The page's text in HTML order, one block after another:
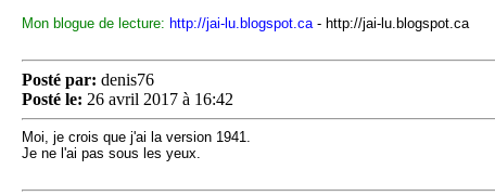
Mon blogue de lecture: http://jai-lu.blogspot.ca- http://jai-lu.blogspot.ca
Posté par: denis76
Posté le: 26 avril 2017 à 16:42
Moi, je crois que j'ai la version 1941.
Je ne l'ai pas sous les yeux.